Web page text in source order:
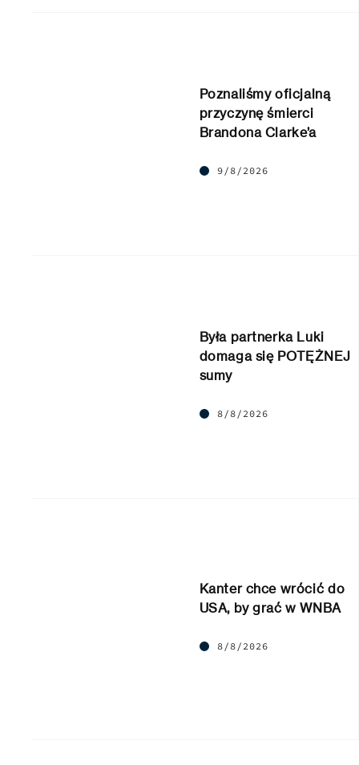
Poznaliśmy oficjalną
przyczynę śmierci
Brandona Clarke’a
9/8/2026
Była partnerka Luki
domaga się POTĘŻNEJ
sumy
8/8/2026
Kanter chce wrócić do
USA, by grać w WNBA
8/8/2026